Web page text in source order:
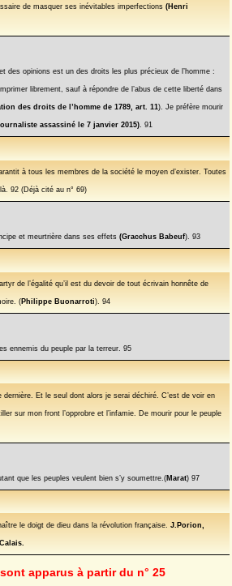
de masquer ses inévitables imperfections(Henri
des opinions est un des droits les plus précieux de l’homme :
librement, sauf à répondre de l’abus de cette liberté dans
des droits de l’homme de 1789, art. 11). Je préfère mourir
assassiné le 7 janvier 2015). 91
à tous les membres de la société le moyen d’exister. Toutes
92 (Déjà cité au n° 69)
et meurtrière dans ses effets(Gracchus Babeuf). 93
de l’égalité qu’il est du devoir de tout écrivain honnête de
(Philippe Buonarroti). 94
ennemis du peuple par la terreur. 95
dernière. Et le seul dont alors je serai déchiré. C’est de voir en
sur mon front l’opprobre et l’infamie. De mourir pour le peuple
que les peuples veulent bien s’y soumettre.(Marat) 97
le doigt de dieu dans la révolution française.J.Porion,
apparus à partir du n° 25